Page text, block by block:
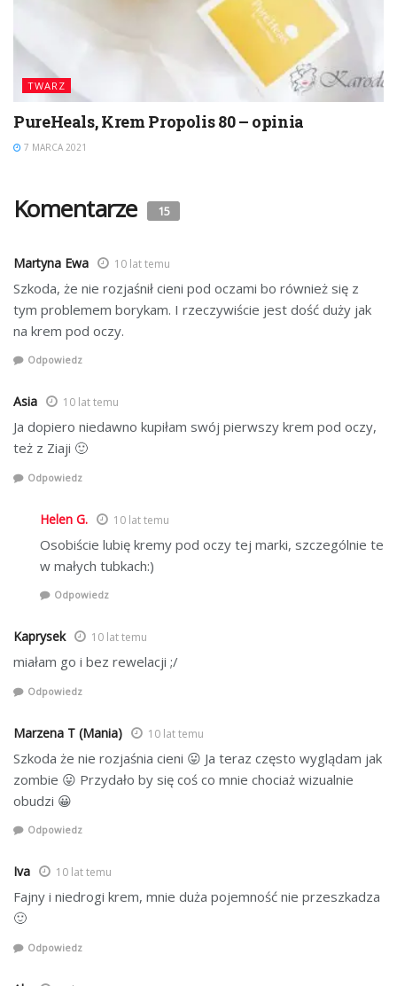
TWARZ
PureHeals, Krem Propolis 80 – opinia
7 MARCA 2021
Komentarze 15
Martyna Ewa 10 lat temu
Szkoda, że nie rozjaśnił cieni pod oczami bo również się z
tym problemem borykam. I rzeczywiście jest dość duży jak
na krem pod oczy.
Odpowiedz
Asia 10 lat temu
Ja dopiero niedawno kupiłam swój pierwszy krem pod oczy,
też z Ziaji 🙂
Odpowiedz
Helen G. 10 lat temu
Osobiście lubię kremy pod oczy tej marki, szczególnie te
w małych tubkach:)
Odpowiedz
Kaprysek 10 lat temu
miałam go i bez rewelacji ;/
Odpowiedz
Marzena T (Mania) 10 lat temu
Szkoda że nie rozjaśnia cieni 😛 Ja teraz często wyglądam jak
zombie 😛 Przydało by się coś co mnie chociaż wizualnie
obudzi 😀
Odpowiedz
Iva 10 lat temu
Fajny i niedrogi krem, mnie duża pojemność nie przeszkadza
🙂
Odpowiedz